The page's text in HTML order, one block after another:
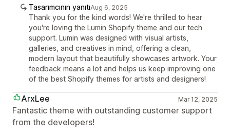
Tasarımcının yanıtıAug 6, 2025
Thank you for the kind words! We're thrilled to hear
you're loving the Lumin Shopify theme and our tech
support. Lumin was designed with visual artists,
galleries, and creatives in mind, offering a clean,
modern layout that beautifully showcases artwork. Your
feedback means a lot and helps us keep improving one
of the best Shopify themes for artists and designers!
ArxLee Mar 12, 2025
Fantastic theme with outstanding customer support
from the developers!